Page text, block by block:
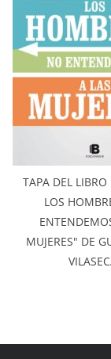
TAPA DEL
LOS
MUJERES" DE